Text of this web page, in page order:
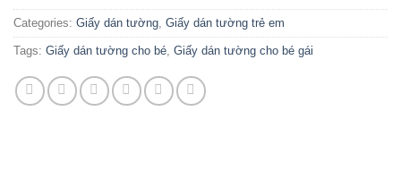
Categories: Giấy dán tường, Giấy dán tường trẻ em
Tags: Giấy dán tường cho bé, Giấy dán tường cho bé gái